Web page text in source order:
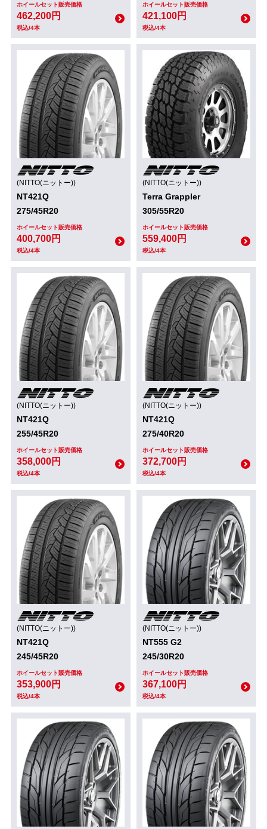
ホイールセット販売価格
462,200円
税込/4本
ホイールセット販売価格
421,100円
税込/4本
(NITTO(ニットー))
NT421Q
275/45R20
ホイールセット販売価格
400,700円
税込/4本
(NITTO(ニットー))
Terra Grappler
305/55R20
ホイールセット販売価格
559,400円
税込/4本
(NITTO(ニットー))
NT421Q
255/45R20
ホイールセット販売価格
358,000円
税込/4本
(NITTO(ニットー))
NT421Q
275/40R20
ホイールセット販売価格
372,700円
税込/4本
(NITTO(ニットー))
NT421Q
245/45R20
ホイールセット販売価格
353,900円
税込/4本
(NITTO(ニットー))
NT555 G2
245/30R20
ホイールセット販売価格
367,100円
税込/4本